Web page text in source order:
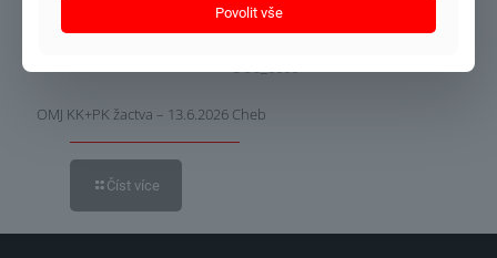
OMJ KK+PK žactva – 13.6.2026 Cheb
Číst více
Povolit vše